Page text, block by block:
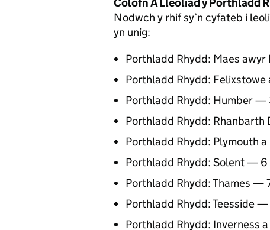
Nodwch y rhif sy’n cyfateb i
yn unig:
Porthladd Rhydd: Maes
Porthladd Rhydd:
Porthladd Rhydd: Humber —
Porthladd Rhydd:
Porthladd Rhydd: Plymouth
Porthladd Rhydd: Solent — 6
Porthladd Rhydd: Thames —
Porthladd Rhydd: Teesside
Porthladd Rhydd: Inverness